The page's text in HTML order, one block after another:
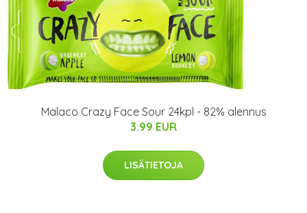
Malaco Crazy Face Sour 24kpl - 82% alennus
3.99 EUR
LISÄTIETOJA